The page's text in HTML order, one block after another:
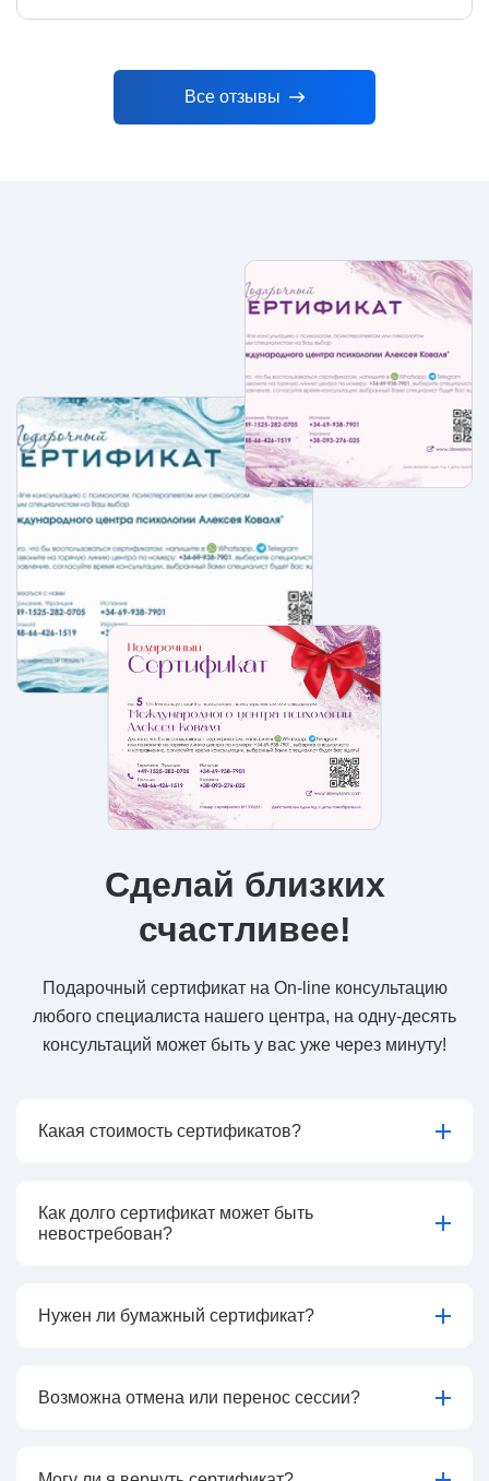
Все отзывы
Сделай близких
счастливее!
Подарочный сертификат на On-line консультацию
любого специалиста нашего центра, на одну-десять
консультаций может быть у вас уже через минуту!
Какая стоимость сертификатов?
Как долго сертификат может быть
невостребован?
Нужен ли бумажный сертификат?
Возможна отмена или перенос сессии?